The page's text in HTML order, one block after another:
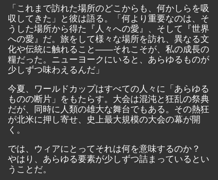
「これまで訪れた場所のどこからも、何かしらを吸
収してきた」と彼は語る。「何より重要なのは、そ
うした場所から得た『人々への愛』、そして『世界
への愛』だ。旅をして様々な場所を訪れ、異なる文
化や伝統に触れること――それこそが、私の成長の
糧だった。ニューヨークにいると、あらゆるものが
少しずつ味わえるんだ」
今夏、ワールドカップはすべての人々に「あらゆる
ものの断片」をもたらす。大会は混沌と狂乱の祭典
だが、同時に人類の雄大な舞台でもある。その熱狂
が北米に押し寄せ、史上最大規模の大会の幕が開
く。
では、ウィアにとってそれは何を意味するのか？
やはり、あらゆる要素が少しずつ詰まっているとい
うことだ。